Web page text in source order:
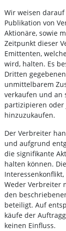
Wir weisen
Publikation von
Aktionäre, sowie
Zeitpunkt dieser
Emittenten,
wird, halten. Es
Dritten
unmittelbarem
verkaufen und an
partizipieren
hinzuzukaufen.
Der Verbreiter
und aufgrund
die signifikante
halten können.
Weder Verbreiter
den
beteiligt. Auf
käufe der
keinen Einfluss.